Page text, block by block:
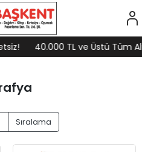
40.000 TL ve Üstü Tüm
Sıralama